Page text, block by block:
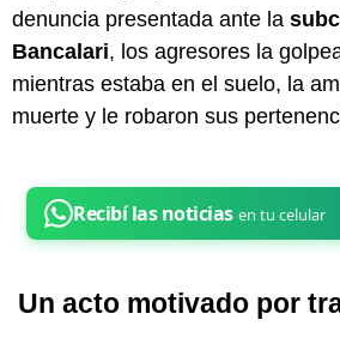
denuncia presentada ante la
Bancalari, los agresores la
mientras estaba en el suelo, la
muerte y le robaron sus
Un acto motivado por